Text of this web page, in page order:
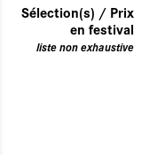
Sélection(s) / Prix
en festival
liste non exhaustive